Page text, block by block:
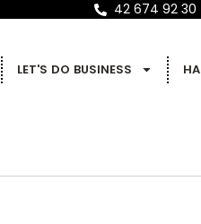
42 674 92 30
LET'S DO BUSINESS